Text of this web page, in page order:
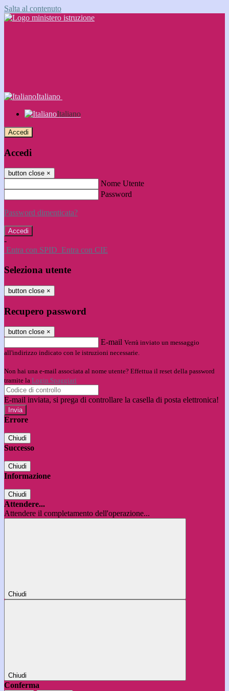
Salta al contenuto
Italiano
Italiano
Accedi
Accedi
button close ×
Nome Utente
Password
Password dimenticata?
-
Entra con SPID Entra con CIE
Seleziona utente
button close ×
Recupero password
button close ×
E-mail Verrà inviato un messaggio
all'indirizzo indicato con le istruzioni necessarie.
Non hai una e-mail associata al nome utente? Effettua il reset della password
tramite la Login Spaggiari
E-mail inviata, si prega di controllare la casella di posta elettronica!
Errore
Chiudi
Successo
Chiudi
Informazione
Chiudi
Attendere...
Attendere il completamento dell'operazione...
Chiudi
Chiudi
Conferma